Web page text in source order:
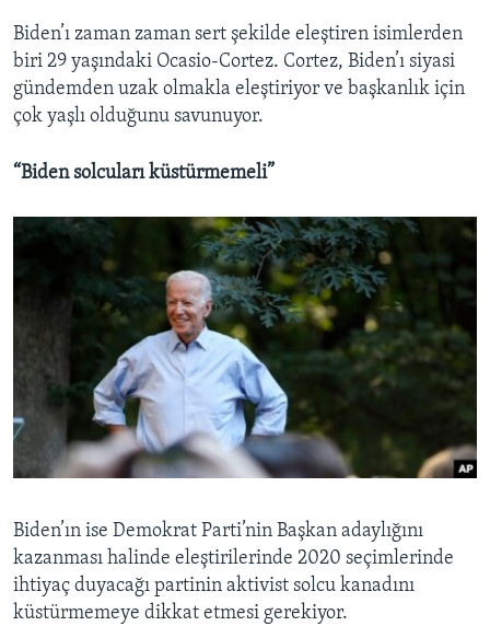
Biden’ı zaman zaman sert şekilde eleştiren isimlerden
biri 29 yaşındaki Ocasio-Cortez. Cortez, Biden’ı siyasi
gündemden uzak olmakla eleştiriyor ve başkanlık için
çok yaşlı olduğunu savunuyor.
“Biden solcuları küstürmemeli”
Biden’ın ise Demokrat Parti’nin Başkan adaylığını
kazanması halinde eleştirilerinde 2020 seçimlerinde
ihtiyaç duyacağı partinin aktivist solcu kanadını
küstürmemeye dikkat etmesi gerekiyor.